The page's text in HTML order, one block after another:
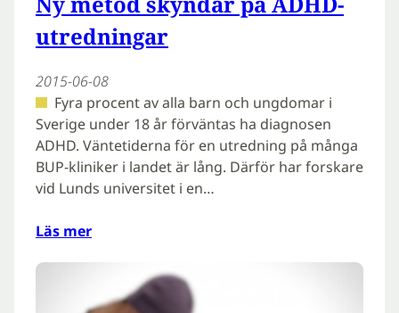
utredningar
2015-06-08
Fyra procent av alla barn och ungdomar i
Sverige under 18 år förväntas ha diagnosen
ADHD. Väntetiderna för en utredning på många
BUP-kliniker i landet är lång. Därför har forskare
vid Lunds universitet i en…
Läs mer